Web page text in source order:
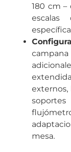
180 cm –
escalas
externos,
mesa.